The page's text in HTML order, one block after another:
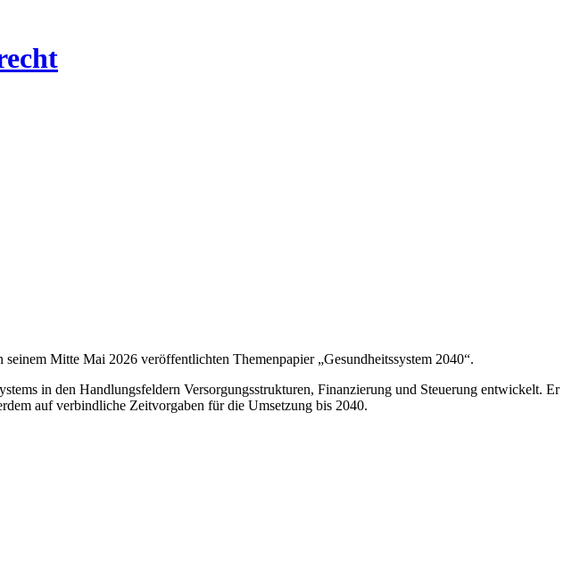
Mitte Mai 2026 veröffentlichten Themenpapier „Gesundheitssystem 2040“.
in den Handlungsfeldern Versorgungsstrukturen, Finanzierung und Steuerung entwickelt. Er
auf verbindliche Zeitvorgaben für die Umsetzung bis 2040.